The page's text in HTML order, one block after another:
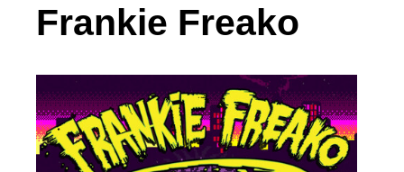
Frankie Freako